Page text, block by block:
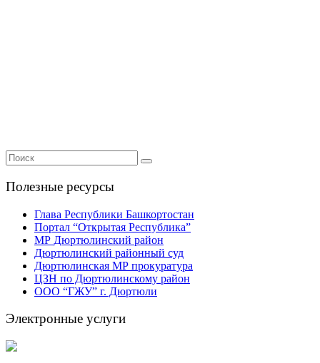
Полезные ресурсы
Глава Республики Башкортостан
Портал “Открытая Республика”
МР Дюртюлинский район
Дюртюлинский районный суд
Дюртюлинская МР прокуратура
ЦЗН по Дюртюлинскому район
ООО “ГЖУ” г. Дюртюли
Электронные услуги